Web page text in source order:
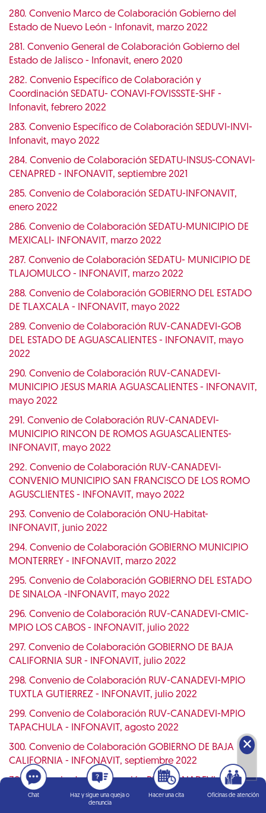
280. Convenio Marco de Colaboración Gobierno del
Estado de Nuevo León - Infonavit, marzo 2022
281. Convenio General de Colaboración Gobierno del
Estado de Jalisco - Infonavit, enero 2020
282. Convenio Específico de Colaboración y
Coordinación SEDATU- CONAVI-FOVISSSTE-SHF -
Infonavit, febrero 2022
283. Convenio Específico de Colaboración SEDUVI-INVI-
Infonavit, mayo 2022
284. Convenio de Colaboración SEDATU-INSUS-CONAVI-
CENAPRED - INFONAVIT, septiembre 2021
285. Convenio de Colaboración SEDATU-INFONAVIT,
enero 2022
286. Convenio de Colaboración SEDATU-MUNICIPIO DE
MEXICALI- INFONAVIT, marzo 2022
287. Convenio de Colaboración SEDATU- MUNICIPIO DE
TLAJOMULCO - INFONAVIT, marzo 2022
288. Convenio de Colaboración GOBIERNO DEL ESTADO
DE TLAXCALA - INFONAVIT, mayo 2022
289. Convenio de Colaboración RUV-CANADEVI-GOB
DEL ESTADO DE AGUASCALIENTES - INFONAVIT, mayo
2022
290. Convenio de Colaboración RUV-CANADEVI-
MUNICIPIO JESUS MARIA AGUASCALIENTES - INFONAVIT,
mayo 2022
291. Convenio de Colaboración RUV-CANADEVI-
MUNICIPIO RINCON DE ROMOS AGUASCALIENTES-
INFONAVIT, mayo 2022
292. Convenio de Colaboración RUV-CANADEVI-
CONVENIO MUNICIPIO SAN FRANCISCO DE LOS ROMO
AGUSCLIENTES - INFONAVIT, mayo 2022
293. Convenio de Colaboración ONU-Habitat-
INFONAVIT, junio 2022
294. Convenio de Colaboración GOBIERNO MUNICIPIO
MONTERREY - INFONAVIT, marzo 2022
295. Convenio de Colaboración GOBIERNO DEL ESTADO
DE SINALOA -INFONAVIT, mayo 2022
296. Convenio de Colaboración RUV-CANADEVI-CMIC-
MPIO LOS CABOS - INFONAVIT, julio 2022
297. Convenio de Colaboración GOBIERNO DE BAJA
CALIFORNIA SUR - INFONAVIT, julio 2022
298. Convenio de Colaboración RUV-CANADEVI-MPIO
TUXTLA GUTIERREZ - INFONAVIT, julio 2022
299. Convenio de Colaboración RUV-CANADEVI-MPIO
TAPACHULA - INFONAVIT, agosto 2022
300. Convenio de Colaboración GOBIERNO DE BAJA
CALIFORNIA - INFONAVIT, septiembre 2022
301. Convenio de Colaboración RUV-CANADEVI-CMIC-
MPIO TIJUANA-INFONAVIT, septiembre 2022
🗙
Chat
Haz y sigue una queja o
denuncia
Hacer una cita Oficinas de atención